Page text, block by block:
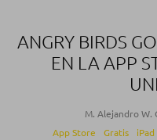
ANGRY BIRDS
EN LA APP
M. Alejandro W.
App Store
Gratis iPad